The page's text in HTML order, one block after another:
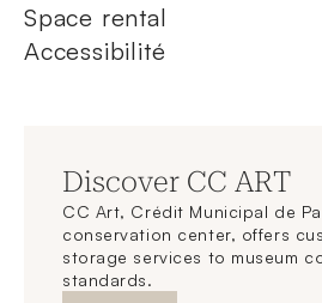
Space rental
Accessibilité
Discover CC ART
CC Art, Crédit Municipal de
conservation center, offers
storage services to museum
standards.